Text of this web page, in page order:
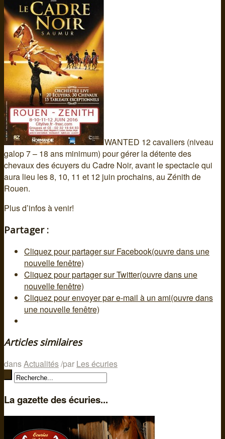
WANTED 12 cavaliers (niveau
galop 7 – 18 ans minimum) pour gérer la détente des
chevaux des écuyers du Cadre Noir, avant le spectacle qui
aura lieu les 8, 10, 11 et 12 juin prochains, au Zénith de
Rouen.
Plus d’infos à venir!
Partager :
Cliquez pour partager sur Facebook(ouvre dans une
nouvelle fenêtre)
Cliquez pour partager sur Twitter(ouvre dans une
nouvelle fenêtre)
Cliquez pour envoyer par e-mail à un ami(ouvre dans
une nouvelle fenêtre)
Articles similaires
dansActualités/par Les écuries
La gazette des écuries...